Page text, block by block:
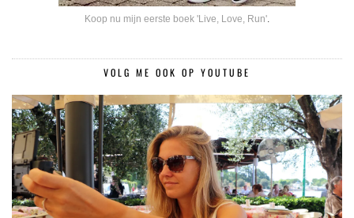
Koop nu mijn eerste boek 'Live, Love, Run'
VOLG ME OOK OP YOUTUBE